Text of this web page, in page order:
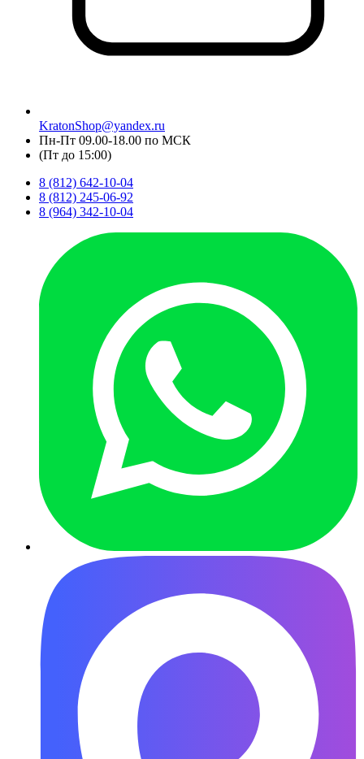
KratonShop@yandex.ru
Пн-Пт 09.00-18.00 по МСК
(Пт до 15:00)
8 (812) 642-10-04
8 (812) 245-06-92
8 (964) 342-10-04